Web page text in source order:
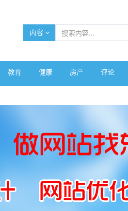
内容
教育 健康 房产 评论